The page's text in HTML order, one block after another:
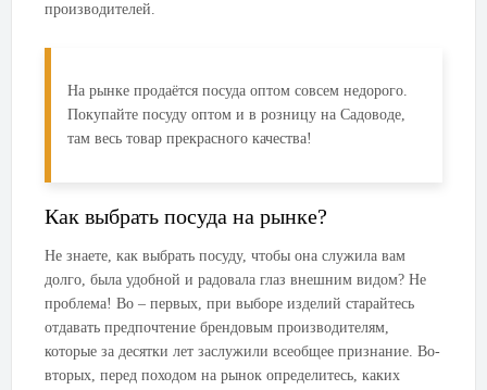
производителей.
На рынке продаётся посуда оптом совсем недорого.
Покупайте посуду оптом и в розницу на Садоводе,
там весь товар прекрасного качества!
Как выбрать посуда на рынке?
Не знаете, как выбрать посуду, чтобы она служила вам
долго, была удобной и радовала глаз внешним видом? Не
проблема! Во – первых, при выборе изделий старайтесь
отдавать предпочтение брендовым производителям,
которые за десятки лет заслужили всеобщее признание. Во-
вторых, перед походом на рынок определитесь, каких